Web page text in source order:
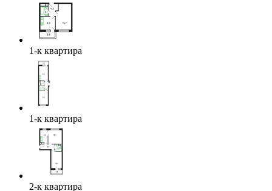
1-к квартира
1-к квартира
2-к квартира